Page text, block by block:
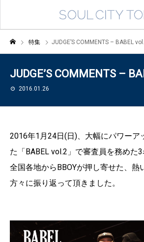
特集 JUDGE’S COMMENTS – BABEL
JUDGE’S COMMENTS –
2016.01.26
2016年1月24日(日)、大幅にパワーア
た「BABEL vol.2」で審査員を務めた3
全国各地からBBOYが押し寄せた、熱
方々に振り返って頂きました。